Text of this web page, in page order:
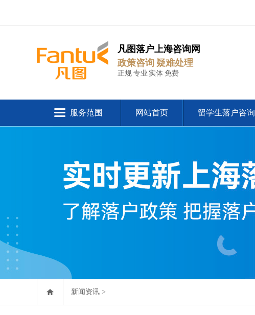
凡图落户上海咨询网
政策咨询 疑难处理
正规 专业 实体 免费
服务范围 网站首页 留学生落户咨询
新闻资讯 >